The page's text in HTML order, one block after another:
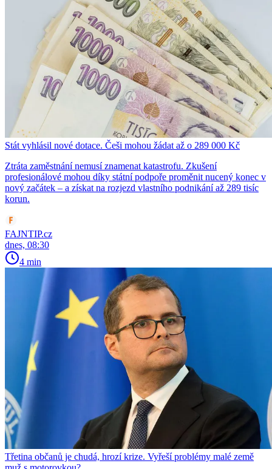
Stát vyhlásil nové dotace. Češi mohou žádat až o 289 000 Kč
Ztráta zaměstnání nemusí znamenat katastrofu. Zkušení
profesionálové mohou díky státní podpoře proměnit nucený konec v
nový začátek – a získat na rozjezd vlastního podnikání až 289 tisíc
korun.
FAJNTIP.cz
dnes, 08:30
4 min
Třetina občanů je chudá, hrozí krize. Vyřeší problémy malé země